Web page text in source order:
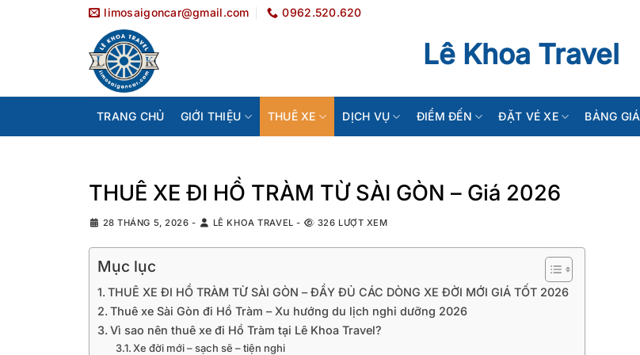
limosaigoncar@gmail.com 0962.520.620
Lê Khoa Travel
TRANG CHỦ GIỚI THIỆU THUÊ XE DỊCH VỤ ĐIỂM ĐẾN ĐẶT VÉ XE BẢNG GIÁ
THUÊ XE ĐI HỒ TRÀM TỪ SÀI GÒN – Giá 2026
28 THÁNG 5, 2026 - LÊ KHOA TRAVEL - 326 LƯỢT XEM
Mục lục
THUÊ XE ĐI HỒ TRÀM TỪ SÀI GÒN – ĐẦY ĐỦ CÁC DÒNG XE ĐỜI MỚI GIÁ TỐT 2026
Thuê xe Sài Gòn đi Hồ Tràm – Xu hướng du lịch nghỉ dưỡng 2026
Vì sao nên thuê xe đi Hồ Tràm tại Lê Khoa Travel?
Xe đời mới – sạch sẽ – tiện nghi